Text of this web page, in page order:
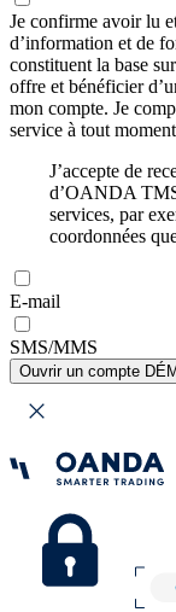
Je confirme avoir lu
d’information et de
constituent la base
offre et bénéficier
mon compte. Je
service à tout
J’accepte de
d’OANDA
services, par
coordonnées
E-mail
SMS/MMS
Ouvrir un compte